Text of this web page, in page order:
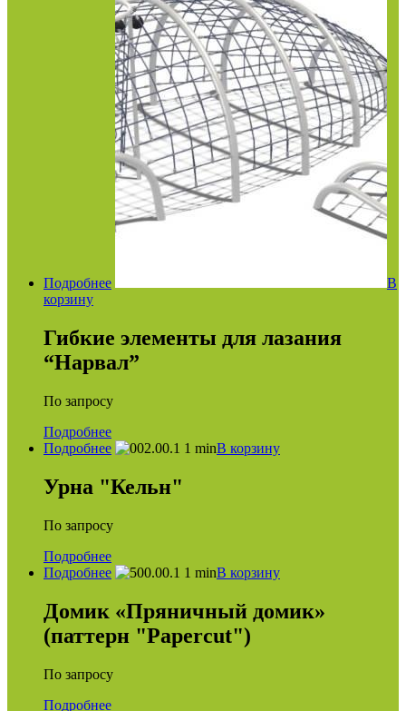
Подробнее
В
корзину
Гибкие элементы для лазания
“Нарвал”
По запросу
Подробнее
Подробнее
В корзину
Урна "Кельн"
По запросу
Подробнее
Подробнее
В корзину
Домик «Пряничный домик»
(паттерн "Papercut")
По запросу
Подробнее